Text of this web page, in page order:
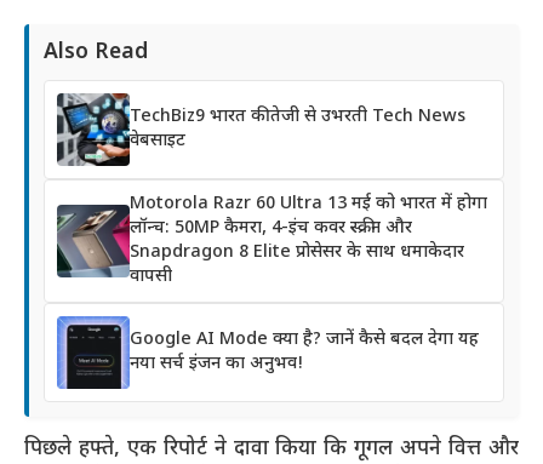
Also Read
TechBiz9 भारत की तेजी से उभरती Tech News
वेबसाइट
Motorola Razr 60 Ultra 13 मई को भारत में होगा
लॉन्च: 50MP कैमरा, 4-इंच कवर स्क्रीन और
Snapdragon 8 Elite प्रोसेसर के साथ धमाकेदार
वापसी
Google AI Mode क्या है? जानें कैसे बदल देगा यह
नया सर्च इंजन का अनुभव!
पिछले हफ्ते, एक रिपोर्ट ने दावा किया कि गूगल अपने वित्त और